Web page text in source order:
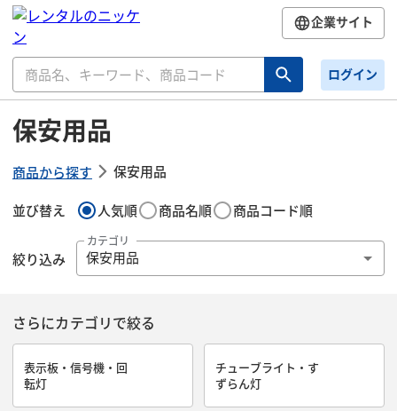
企業サイト
ログイン
保安用品
商品から探す 保安用品
並び替え 人気順 商品名順 商品コード順
絞り込み
カテゴリ
保安用品
さらにカテゴリで絞る
表示板・信号機・回
転灯
チューブライト・す
ずらん灯